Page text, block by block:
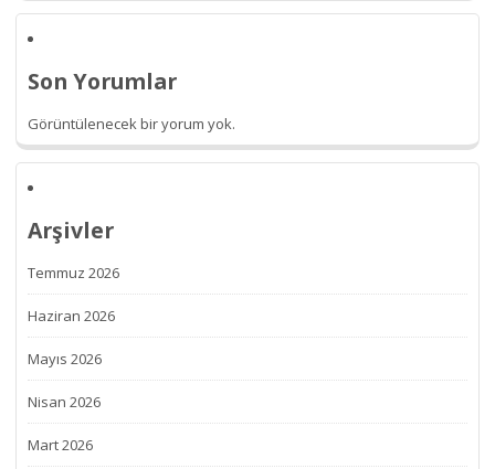
Son Yorumlar
Görüntülenecek bir yorum yok.
Arşivler
Temmuz 2026
Haziran 2026
Mayıs 2026
Nisan 2026
Mart 2026